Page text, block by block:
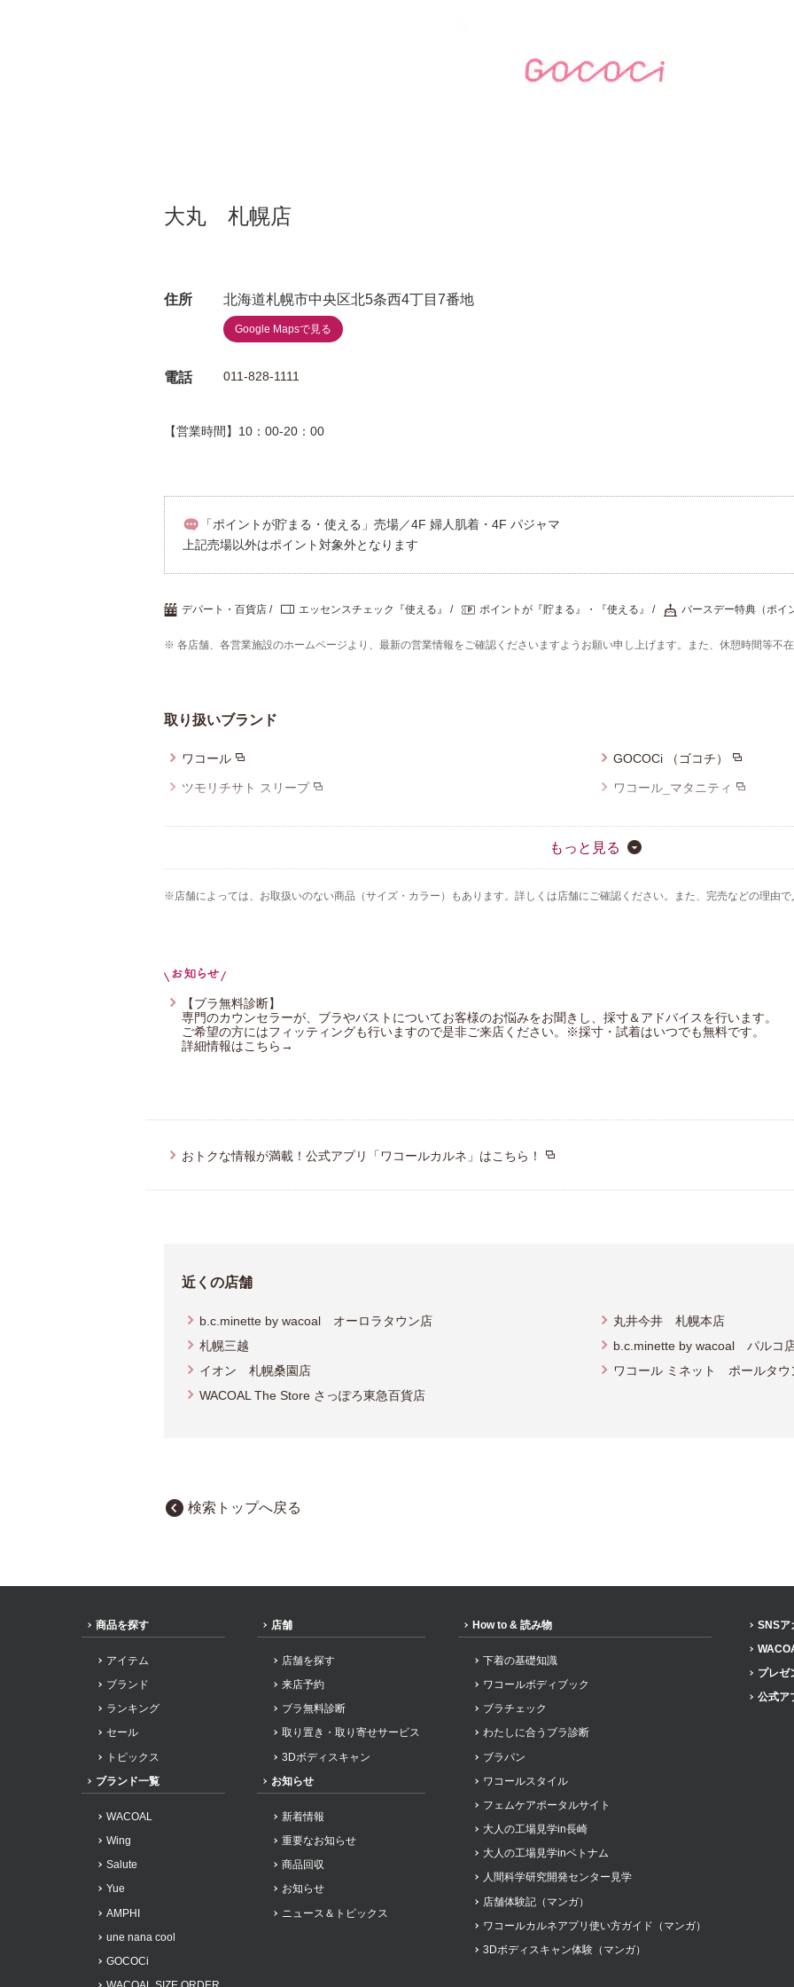
大丸 札幌店
住所 北海道札幌市中央区北5条西4丁目7番地
Google Mapsで見る
電話 011-828-1111
【営業時間】10：00-20：00
「ポイントが貯まる・使える」売場／4F 婦人肌着・4F パジャマ
上記売場以外はポイント対象外となります
デパート・百貨店 エッセンスチェック『使える』 ポイントが『貯まる』・『使える』 バースデー特典（ポイ
※ 各店舗、各営業施設のホームページより、最新の営業情報をご確認くださいますようお願い申し上げます。また、休憩時間等不
取り扱いブランド
ワコール GOCOCi （ゴコチ）
ツモリチサト スリープ ワコール_マタニティ
ハンロ
アツコマタノ
もっと見る
※店舗によっては、お取扱いのない商品（サイズ・カラー）もあります。詳しくは店舗にご確認ください。また、完売などの理由
【ブラ無料診断】
専門のカウンセラーが、ブラやバストについてお客様のお悩みをお聞きし、採寸＆アドバイスを行います。
ご希望の方にはフィッティングも行いますので是非ご来店ください。※採寸・試着はいつでも無料です。
詳細情報はこちら→
おトクな情報が満載！公式アプリ「ワコールカルネ」はこちら！
近くの店舗
b.c.minette by wacoal オーロラタウン店
丸井今井 札幌本店
札幌三越
b.c.minette by wacoal パルコ
イオン 札幌桑園店
ワコール ミネット ポールタウ
WACOAL The Store さっぽろ東急百貨店
検索トップへ戻る
商品を探す
アイテム
ブランド
ランキング
セール
トピックス
ブランド一覧
WACOAL
Wing
Salute
Yue
AMPHI
une nana cool
GOCOCi
店舗
店舗を探す
来店予約
ブラ無料診断
取り置き・取り寄せサービス
3Dボディスキャン
お知らせ
新着情報
重要なお知らせ
商品回収
お知らせ
ニュース＆トピックス
How to & 読み物
下着の基礎知識
ワコールボディブック
ブラチェック
わたしに合うブラ診断
ブラパン
ワコールスタイル
フェムケアポータルサイト
大人の工場見学in長崎
大人の工場見学inベトナム
人間科学研究開発センター見学
店舗体験記（マンガ）
ワコールカルネアプリ使い方ガイド（マンガ）
3Dボディスキャン体験（マンガ）
SNSア
プレゼ
公式ア